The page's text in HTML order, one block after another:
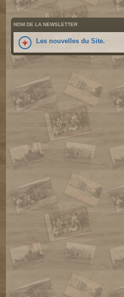
NOM DE LA NEWSLETTER
Les nouvelles du Site.